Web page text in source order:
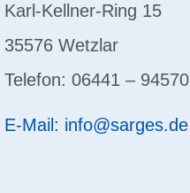
Karl-Kellner-Ring 15
35576 Wetzlar
Telefon: 06441 – 94570
E-Mail: info@sarges.de